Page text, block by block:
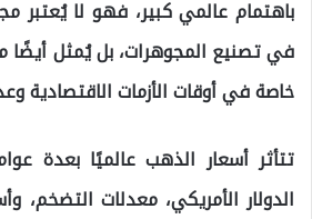
باهتمام عالمي كبير، فهو لا يُعتبر
في تصنيع المجوهرات، بل يُمثل أيضًا
خاصة في أوقات الأزمات الاقتصادية
تتأثر أسعار الذهب عالميًا بعدة
الدولار الأمريكي، معدلات التضخم،